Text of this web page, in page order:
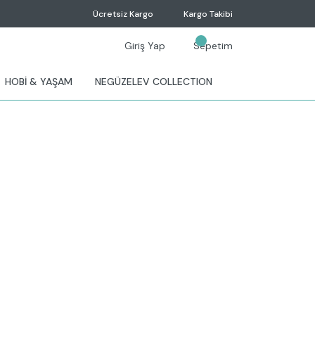
Ücretsiz Kargo Kargo Takibi
Giriş Yap Sepetim
HOBİ & YAŞAM NEGÜZELEV COLLECTION